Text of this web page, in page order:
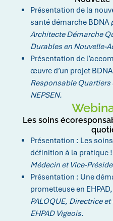
Présentation de la
santé démarche BDNA
Architecte Démarche
Durables en Nouvelle-
Présentation de
œuvre d’un projet BDNA
Responsable
NEPSEN.
Les soins
Présentation : Les
définition à la pratique
Médecin et Vice-
Présentation : Une
prometteuse en EHPAD,
PALOQUE, Directrice
EHPAD Vigeois.